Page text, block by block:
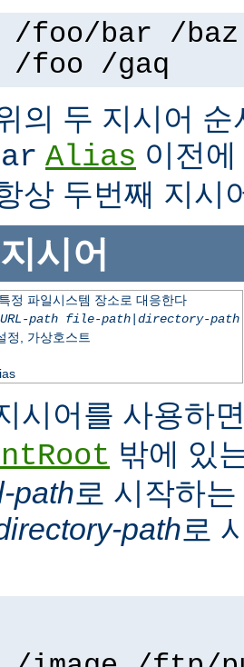
/foo/bar /baz
/foo /gaq
의 두 지시어 순
Alias 이전에
상 두번째 지시
지시어
정 파일시스템 장소로 대응한다
URL-path file-path| directory-path
정, 가상호스트
시어를 사용하
밖에 있
path로 시작하
path로